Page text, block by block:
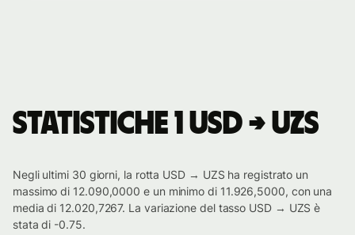
Statistiche 1 USD → UZS
Negli ultimi 30 giorni, la rotta USD → UZS ha registrato un
massimo di 12.090,0000 e un minimo di 11.926,5000, con una
media di 12.020,7267. La variazione del tasso USD → UZS è
stata di -0.75.